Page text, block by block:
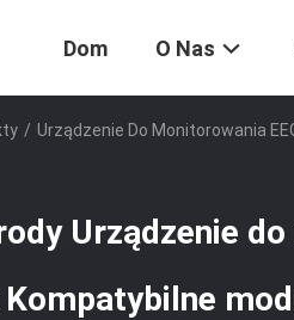
Dom O Nas
/ Urządzenie Do Monitorowania
Urządzenie
Kompatybilne